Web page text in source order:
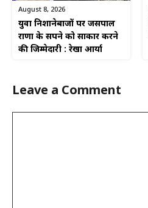
August 8, 2026
युवा निशानेबाजों पर जसपाल
राणा के सपने को साकार करने
की जिम्मेदारी : रेखा आर्या
Leave a Comment